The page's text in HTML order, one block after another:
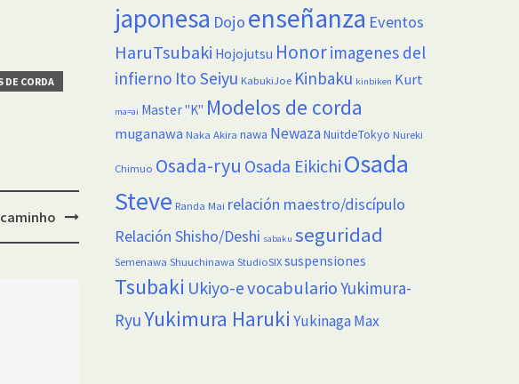
DE CORDA
japonesa Dojo enseñanza Eventos
HaruTsubaki Hojojutsu Honorimagenes del
infierno Ito Seiyu KabukiJoe Kinbaku kinbiken Kurt
ma=ai Master "K" Modelos de corda
muganawa Naka Akira nawa NewazaNuitdeTokyo Nureki
Chimuo Osada-ryu Osada Eikichi Osada
Steve Randa Mai relación maestro/discípulo
Relación Shisho/Deshi sabaku seguridad
Semenawa Shuuchinawa StudioSIX suspensiones
Tsubaki Ukiyo-evocabularioYukimura-
RyuYukimura Haruki Yukinaga Max